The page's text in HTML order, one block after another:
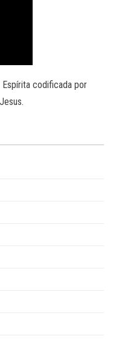
Espírita codificada por